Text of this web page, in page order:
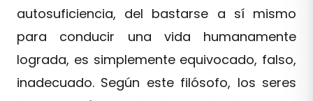
autosuficiencia, del bastarse a sí mismo
para conducir una vida humanamente
lograda, es simplemente equivocado, falso,
inadecuado. Según este filósofo, los seres